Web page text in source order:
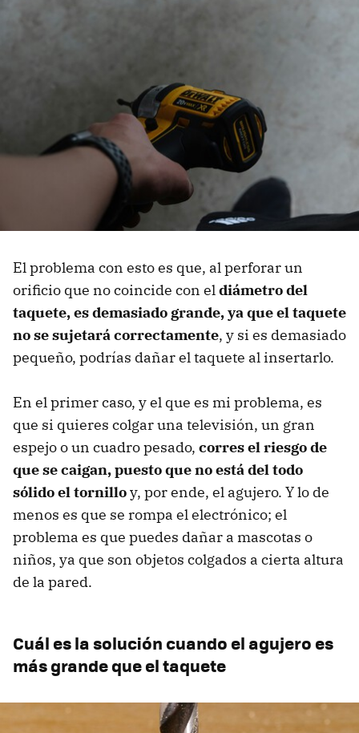
El problema con esto es que, al perforar un
orificio que no coincide con eldiámetro del
taquete, es demasiado grande, ya que el taquete
no se sujetará correctamente, y si es demasiado
pequeño, podrías dañar el taquete al insertarlo.
En el primer caso, y el que es mi problema, es
que si quieres colgar una televisión, un gran
espejo o un cuadro pesado, corres el riesgo de
que se caigan, puesto que no está del todo
sólido el tornilloy, por ende, el agujero. Y lo de
menos es que se rompa el electrónico; el
problema es que puedes dañar a mascotas o
niños, ya que son objetos colgados a cierta altura
de la pared.
Cuál es la solución cuando el agujero es
más grande que el taquete